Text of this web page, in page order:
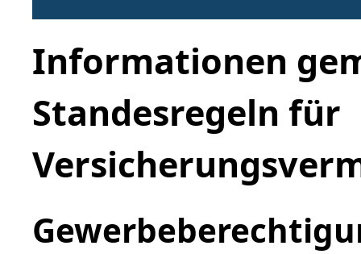
Informationen
Standesregeln für